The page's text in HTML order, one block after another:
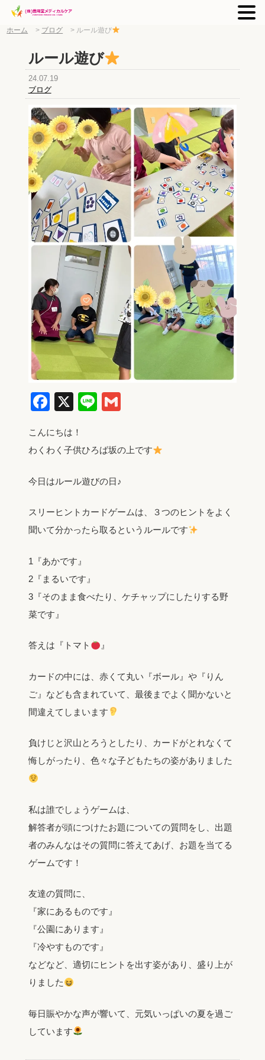
ホーム > ブログ > ルール遊び
ルール遊び
24.07.19
ブログ
Facebook
X Line
こんにちは！
わくわく子供ひろば坂の上です
今日はルール遊びの日♪
スリーヒントカードゲームは、３つのヒントをよく
聞いて分かったら取るというルールです
1『あかです』
2『まるいです』
3『そのまま食べたり、ケチャップにしたりする野
菜です』
答えは『トマト 』
カードの中には、赤くて丸い『ボール』や『りん
ご』なども含まれていて、最後までよく聞かないと
間違えてしまいます
負けじと沢山とろうとしたり、カードがとれなくて
悔しがったり、色々な子どもたちの姿がありました
私は誰でしょうゲームは、
解答者が頭につけたお題についての質問をし、出題
者のみんなはその質問に答えてあげ、お題を当てる
ゲームです！
友達の質問に、
『家にあるものです』
『公園にあります』
『冷やすものです』
などなど、適切にヒントを出す姿があり、盛り上が
りました
毎日賑やかな声が響いて、元気いっぱいの夏を過ご
しています